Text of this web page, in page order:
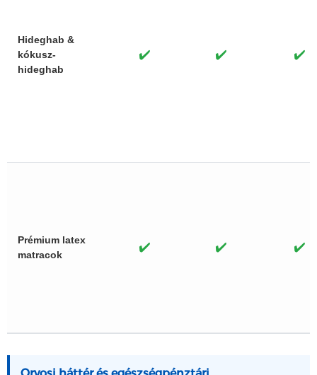
Hideghab &
kókusz-
hideghab
✔️ ✔️ ✔️
Prémium latex
matracok
✔️ ✔️ ✔️